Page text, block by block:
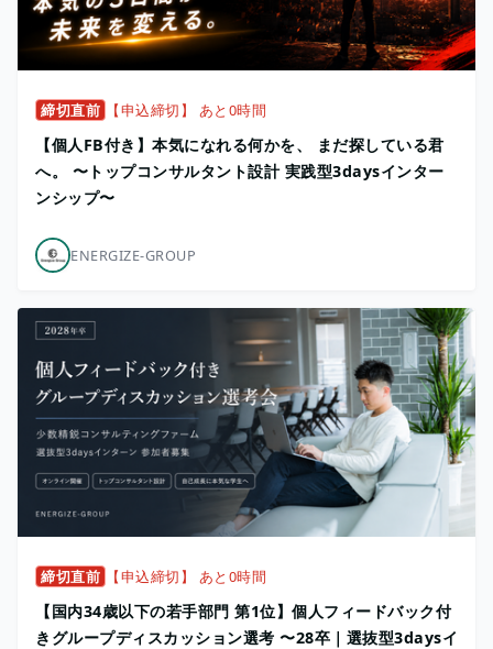
締切直前 【申込締切】 あと0時間
【個人FB付き】本気になれる何かを、 まだ探している君
へ。 〜トップコンサルタント設計 実践型3daysインター
ンシップ〜
ENERGIZE-GROUP
締切直前 【申込締切】 あと0時間
【国内34歳以下の若手部門 第1位】個人フィードバック付
きグループディスカッション選考 〜28卒｜選抜型3daysイ